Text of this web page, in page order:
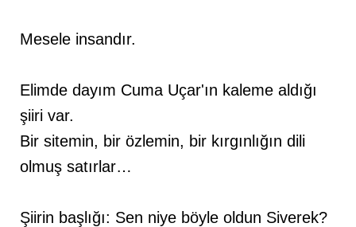
Mesele insandır.
Elimde dayım Cuma Uçar'ın kaleme aldığı
şiiri var.
Bir sitemin, bir özlemin, bir kırgınlığın dili
olmuş satırlar…
Şiirin başlığı: Sen niye böyle oldun Siverek?